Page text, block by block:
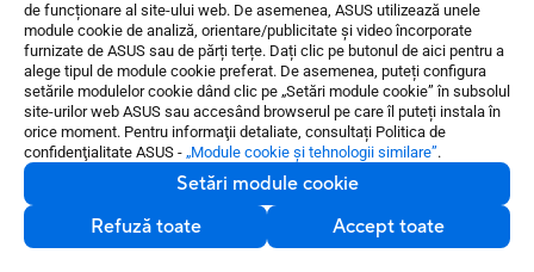
de funcționare al site-ului web. De asemenea, ASUS utilizează unele
module cookie de analiză, orientare/publicitate și video încorporate
furnizate de ASUS sau de părți terțe. Dați clic pe butonul de aici pentru a
alege tipul de module cookie preferat. De asemenea, puteți configura
setările modulelor cookie dând clic pe „Setări module cookie” în subsolul
site-urilor web ASUS sau accesând browserul pe care îl puteți instala în
orice moment. Pentru informaţii detaliate, consultați Politica de
confidenţialitate ASUS - „Module cookie şi tehnologii similare”.
Setări module cookie
Refuză toate
Accept toate
Auziți și fiți auziți în mod
clar
Anulare bidirecțională a zgomotului AI
utilizează o bază de date masivă de
învățare profundă pentru a reduce
zgomotul de fond pentru microfon și